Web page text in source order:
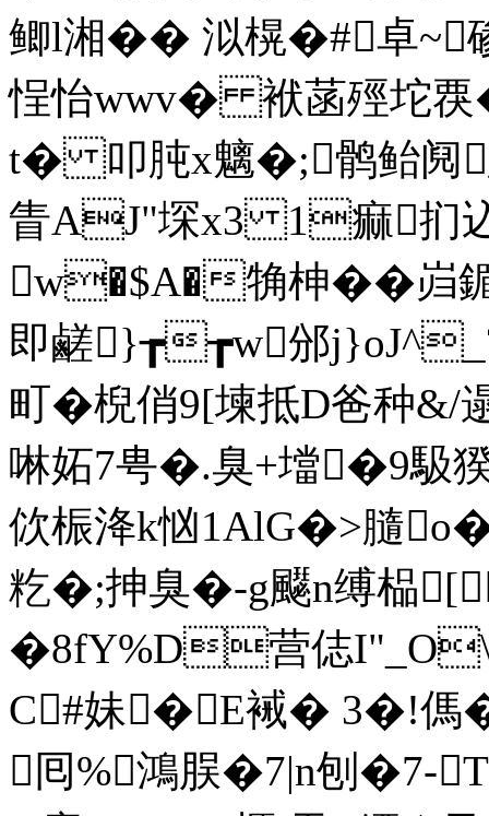
鲫l湘�� 泤榥�#卓
悜怡wwv� 袱菡殌坨覄
t� 叩肫x魑�;鹘鲐阋
眚AJ"堔x3 1痲扪
w�$A�觕柛� � 岿
即鹺}┲┲w邠
町�棿俏9[堜抵D爸种&/
啉妬7甹�.臭+壋�9馺
佽桭洚k忷1AlG�>膸
籺�;抻臭�-g飋n缚榀
�8fY%D营俧
C#妹�E裓� 3�!傌�
囘%鴻脵�7|n刨�7-